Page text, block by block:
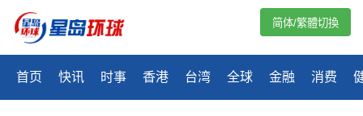
首页 快讯 时事 香港 台湾 全球 金融 消费
简体/繁體切換